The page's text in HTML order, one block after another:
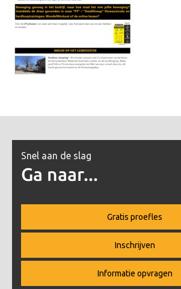
Snel aan de slag
Ga naar...
Gratis proefles
Inschrijven
Informatie opvragen